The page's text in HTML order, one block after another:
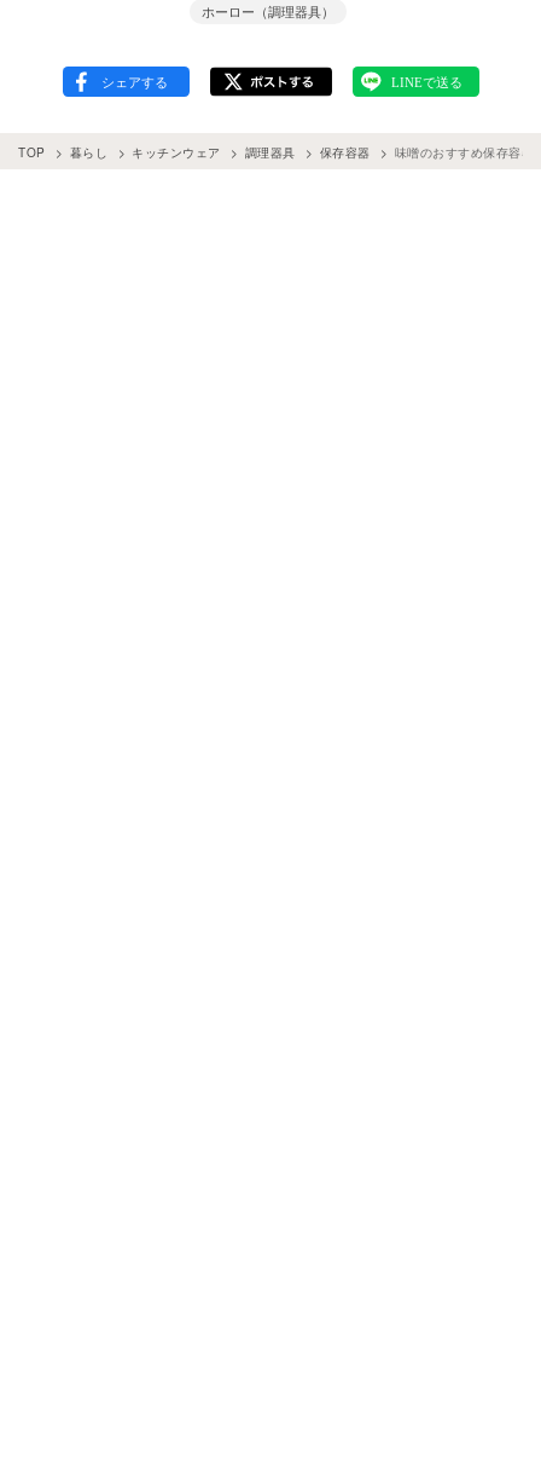
ホーロー（調理器具）
TOP 暮らし キッチンウェア 調理器具 保存容器 味噌のおすすめ保存容器